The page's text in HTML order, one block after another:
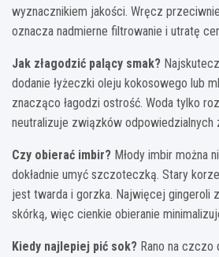
wyznacznikiem jakości. Wręcz
oznacza nadmierne filtrowanie i utratę
Jak złagodzić palący smak?
dodanie łyżeczki oleju kokosowego lub
znacząco łagodzi ostrość. Woda tylko
neutralizuje związków odpowiedzialnych
Czy obierać imbir? Młody imbir można
dokładnie umyć szczoteczką. Stary
jest twarda i gorzka. Najwięcej gingeroli
skórką, więc cienkie obieranie
Kiedy najlepiej pić sok? Rano na czczo